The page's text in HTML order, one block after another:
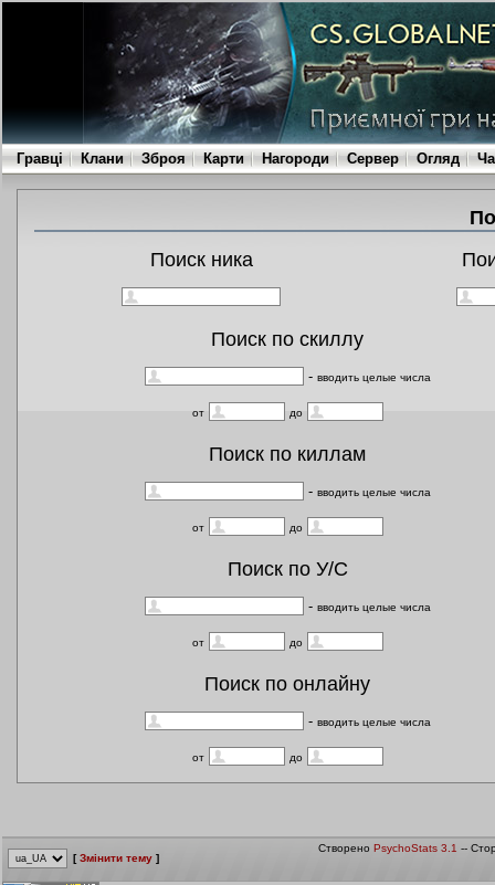
Гравці Клани Зброя Карти Нагороди Сервер Огляд
Поиск ника
Поиск по скиллу
- вводить целые числа
от до
Поиск по киллам
- вводить целые числа
от до
Поиск по У/С
- вводить целые числа
от до
Поиск по онлайну
- вводить целые числа
от до
[Змінити тему ]
СтвореноPsychoStats 3.1 --